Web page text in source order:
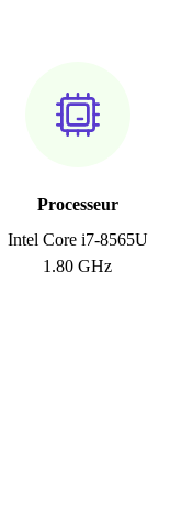
Processeur
Intel Core i7-8565U
1.80 GHz